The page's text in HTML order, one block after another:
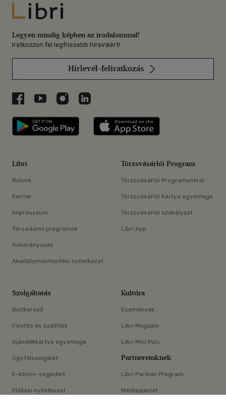
×
Libri
Legyen mindig képben az irodalommal!
Iratkozzon fel legfrissebb híreinkért!
Hírlevél-feliratkozás
Libri a Facebookon
Libri a Youtube-on
Libri az Instagramon
Libri a LinkedInen
Libri applikáció Szerezd meg: Google
Libri
Rólunk
Karrier
Impresszum
Társadalmi programok
Adományozás
Akadálymentesítési nyilatkozat
Törzsvásárlói Program
Törzsvásárlói Programunkról
Törzsvásárlói Kártya egyenlege
Törzsvásárlói szabályzat
Libri App
Szolgáltatás
Boltkereső
Fizetés és szállítás
Ajándékkártya egyenlege
Ügyfélszolgálat
E-könyv-segédlet
Elállási nyilatkozat
Kultúra
Események
Libri Magazin
Libri Mini Polc
Partnereinknek
Libri Partner Program
Médiaajánlat